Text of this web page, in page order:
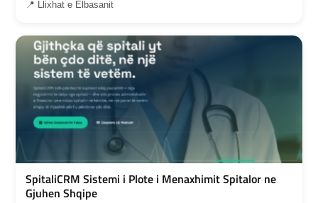
📍 Llixhat e Elbasanit
SpitaliCRM Sistemi i Plote i Menaxhimit Spitalor ne
Gjuhen Shqipe